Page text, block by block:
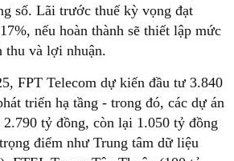
số. Lãi trước thuế kỳ vọng đạt
nếu hoàn thành sẽ thiết lập mức
thu và lợi nhuận.
FPT Telecom dự kiến đầu tư 3.840
triển hạ tầng - trong đó, các dự án
tỷ đồng, còn lại 1.050 tỷ đồng
điểm như Trung tâm dữ liệu